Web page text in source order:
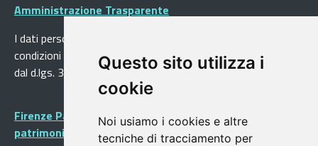
Questo sito utilizza i
cookie
Noi usiamo i cookies e altre
tecniche di tracciamento per
Amministrazione Trasparente
I dati personali pubblicati sono riutilizzabili solo alle
condizioni previste dalla direttiva comunitaria 2003/98/CE e
dal d.lgs. 36/2006
Firenze Patrimonio Mondiale - Centro storico di Firenze
patrimonio dell’Umanità